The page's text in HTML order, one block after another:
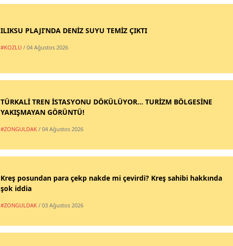
ILIKSU PLAJI’NDA DENİZ SUYU TEMİZ ÇIKTI
#KOZLU / 04 Ağustos 2026
TÜRKALİ TREN İSTASYONU DÖKÜLÜYOR... TURİZM BÖLGESİNE
YAKIŞMAYAN GÖRÜNTÜ!
#ZONGULDAK / 04 Ağustos 2026
Kreş posundan para çekp nakde mi çevirdi? Kreş sahibi hakkında
şok iddia
#ZONGULDAK / 03 Ağustos 2026